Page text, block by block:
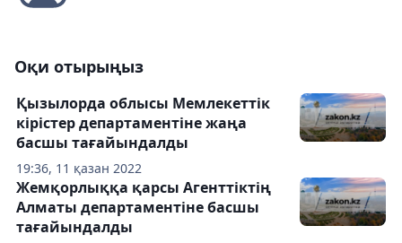
Оқи отырыңыз
19:36, 11 қазан 2022
Қызылорда облысы Мемлекеттік
кірістер департаментіне жаңа
басшы тағайындалды
Жемқорлыққа қарсы Агенттіктің
Алматы департаментіне басшы
тағайындалды